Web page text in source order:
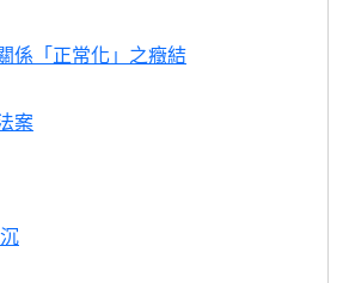
係「正常化」之癥結
案